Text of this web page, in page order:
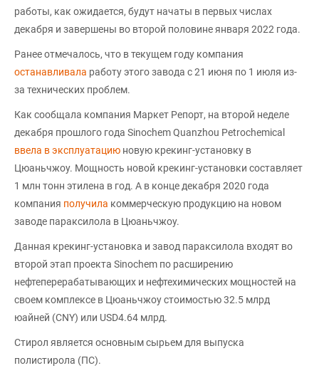
работы, как ожидается, будут начаты в первых числах
декабря и завершены во второй половине января 2022 года.
Ранее отмечалось, что в текущем году компания
останавливала работу этого завода с 21 июня по 1 июля из-
за технических проблем.
Как сообщала компания Маркет Репорт, на второй неделе
декабря прошлого года Sinochem Quanzhou Petrochemical
ввела в эксплуатацию новую крекинг-установку в
Цюаньчжоу. Мощность новой крекинг-установки составляет
1 млн тонн этилена в год. А в конце декабря 2020 года
компания получила коммерческую продукцию на новом
заводе параксилола в Цюаньчжоу.
Данная крекинг-установка и завод параксилола входят во
второй этап проекта Sinochem по расширению
нефтеперерабатывающих и нефтехимических мощностей на
своем комплексе в Цюаньчжоу стоимостью 32.5 млрд
юайней (CNY) или USD4.64 млрд.
Стирол является основным сырьем для выпуска
полистирола (ПС).